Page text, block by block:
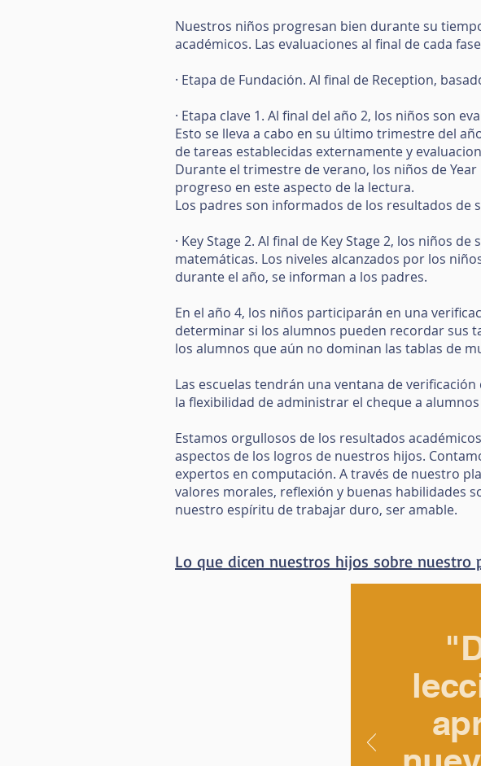
Nuestros niños progresan bien durante su
académicos. Las evaluaciones al final de cada
· Etapa de Fundación. Al final de Reception,
· Etapa clave 1. Al final del año 2, los niños son
Esto se lleva a cabo en su último trimestre del
de tareas establecidas externamente y
Durante el trimestre de verano, los niños de
progreso en este aspecto de la lectura.
Los padres son informados de los resultados de
· Key Stage 2. Al final de Key Stage 2, los niños
matemáticas. Los niveles alcanzados por los
durante el año, se informan a los padres.
En el año 4, los niños participarán en una
determinar si los alumnos pueden recordar sus
los alumnos que aún no dominan las tablas de
Las escuelas tendrán una ventana de
la flexibilidad de administrar el cheque a
Estamos orgullosos de los resultados
aspectos de los logros de nuestros hijos.
expertos en computación. A través de nuestro
valores morales, reflexión y buenas habilidades
nuestro espíritu de trabajar duro, ser amable.
Lo que dicen nuestros hijos sobre nuestro